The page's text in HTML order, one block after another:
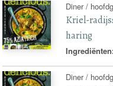
Diner /
Kriel-
haring
Diner /